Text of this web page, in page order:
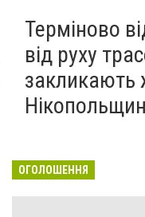
Терміново
від руху
закликають
ОГОЛОШЕННЯ